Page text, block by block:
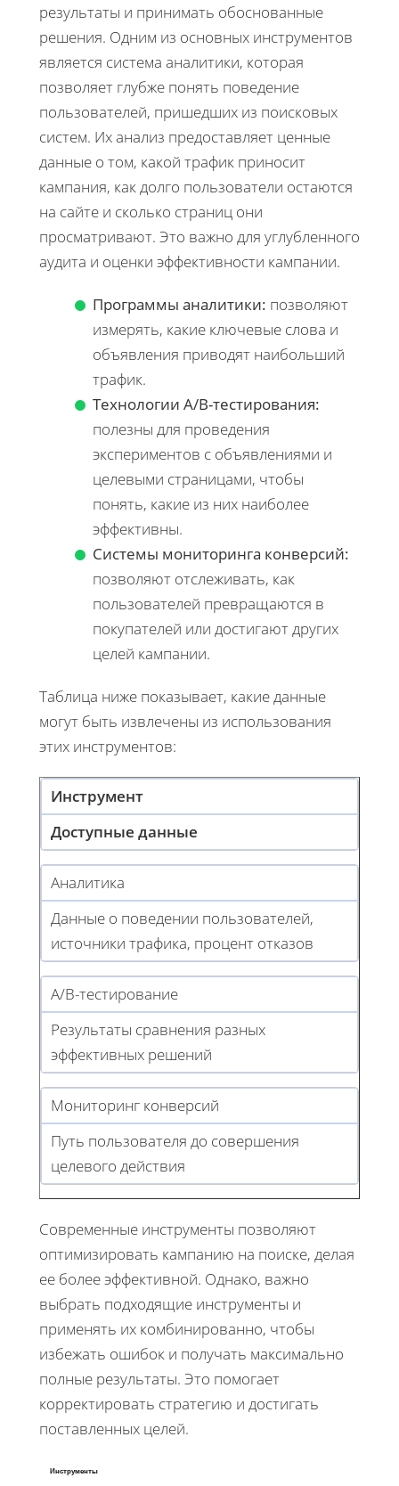
результаты и принимать обоснованные
решения. Одним из основных инструментов
является система аналитики, которая
позволяет глубже понять поведение
пользователей, пришедших из поисковых
систем. Их анализ предоставляет ценные
данные о том, какой трафик приносит
кампания, как долго пользователи остаются
на сайте и сколько страниц они
просматривают. Это важно для углубленного
аудита и оценки эффективности кампании.
Программы аналитики: позволяют
измерять, какие ключевые слова и
объявления приводят наибольший
трафик.
Технологии A/B-тестирования:
полезны для проведения
экспериментов с объявлениями и
целевыми страницами, чтобы
понять, какие из них наиболее
эффективны.
Системы мониторинга конверсий:
позволяют отслеживать, как
пользователей превращаются в
покупателей или достигают других
целей кампании.
Таблица ниже показывает, какие данные
могут быть извлечены из использования
этих инструментов:
Инструмент
Доступные данные
Аналитика
Данные о поведении пользователей,
источники трафика, процент отказов
A/B-тестирование
Результаты сравнения разных
эффективных решений
Мониторинг конверсий
Путь пользователя до совершения
целевого действия
Современные инструменты позволяют
оптимизировать кампанию на поиске, делая
ее более эффективной. Однако, важно
выбрать подходящие инструменты и
применять их комбинированно, чтобы
избежать ошибок и получать максимально
полные результаты. Это помогает
корректировать стратегию и достигать
поставленных целей.
Инструменты